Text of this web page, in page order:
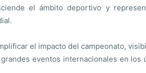
el ámbito deportivo y
el impacto del campeonato,
eventos internacionales en los